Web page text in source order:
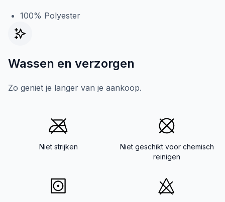
100% Polyester
Wassen en verzorgen
Zo geniet je langer van je aankoop.
Niet strijken
Niet geschikt voor chemisch
reinigen